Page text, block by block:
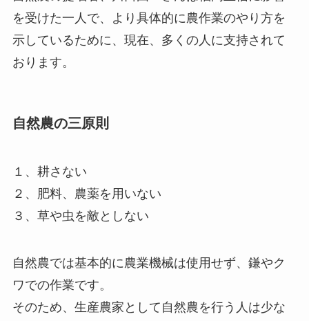
を受けた一人で、より具体的に農作業のやり方を
示しているために、現在、多くの人に支持されて
おります。
自然農の三原則
１、耕さない
２、肥料、農薬を用いない
３、草や虫を敵としない
自然農では基本的に農業機械は使用せず、鎌やク
ワでの作業です。
そのため、生産農家として自然農を行う人は少な